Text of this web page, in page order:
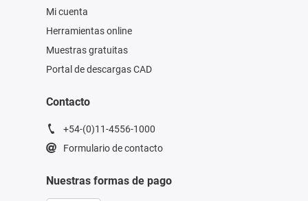
Mi cuenta
Herramientas online
Muestras gratuitas
Portal de descargas CAD
Contacto
+54-(0)11-4556-1000
Formulario de contacto
Nuestras formas de pago